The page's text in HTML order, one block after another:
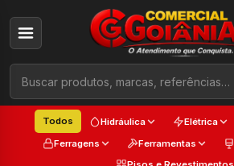
Todos Hidráulica Elétrica
Ferragens
Ferramentas